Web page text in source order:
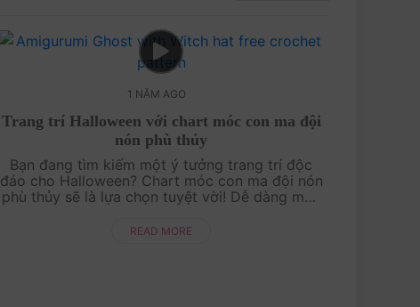
1 NĂM AGO
Trang trí Halloween với chart móc con ma đội
nón phù thủy
Bạn đang tìm kiếm một ý tưởng trang trí độc
đáo cho Halloween? Chart móc con ma đội nón
phù thủy sẽ là lựa chọn tuyệt vời! Dễ dàng móc
bạn sẽ có ngay một món đồ trang trí Hal....
READ MORE